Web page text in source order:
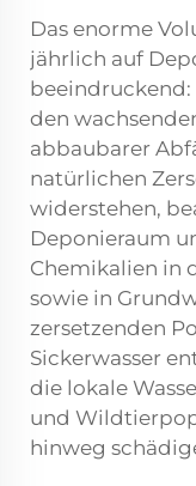
Das enorme
jährlich auf
beeindruckend:
den
abbaubarer
natürlichen
widerstehen,
Deponieraum
Chemikalien in
sowie in
zersetzenden
Sickerwasser
die lokale
und
hinweg